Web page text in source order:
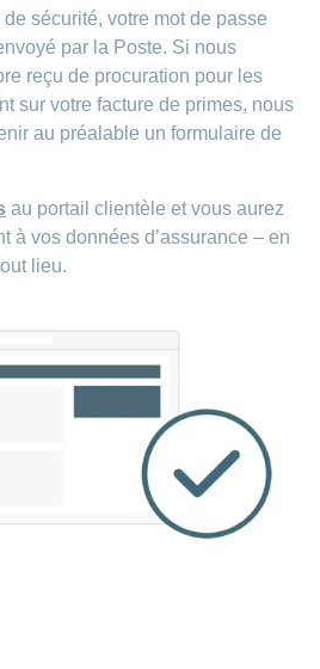
sécurité, votre mot de passe
par la Poste. Si nous
reçu de procuration pour les
sur votre facture de primes, nous
au préalable un formulaire de
au portail clientèle et vous aurez
à vos données d’assurance – en
lieu.